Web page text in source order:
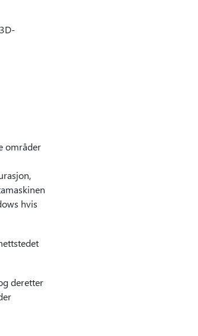
områder
hvis
deretter